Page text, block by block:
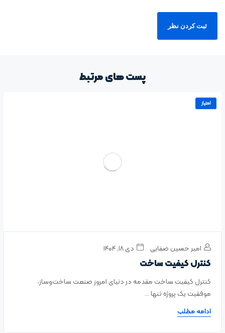
پست های مرتبط
امتیاز
امیر حسین صفایی دی ۱۸, ۱۴۰۴
کنترل کیفیت ساخت
کنترل کیفیت ساخت مقدمه در دنیای امروز صنعت ساخت‌وساز،
موفقیت یک پروژه تنها ...
ادامه مطلب